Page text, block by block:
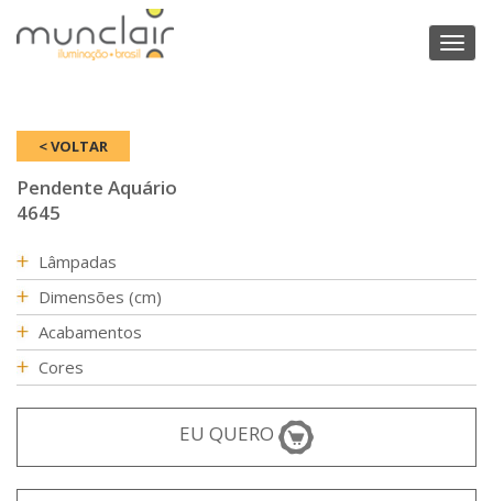
Toggle
< VOLTAR
Pendente Aquário
4645
Lâmpadas
Dimensões (cm)
Acabamentos
Cores
EU QUERO